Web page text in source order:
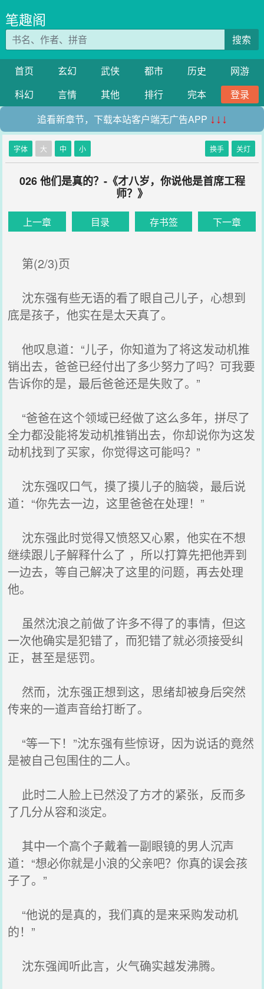
笔趣阁
搜索
首页 玄幻 武侠 都市 历史
网游
科幻
言情 其他 排行 完本
登录
追看新章节，下载本站客户端无广告APP ↓↓↓
字体 大 中 小 换手 关灯
026 他们是真的？-《才八岁，你说他是首席工程
师？》
上一章 目录 存书签 下一章
第(2/3)页
沈东强有些无语的看了眼自己儿子，心想到
底是孩子，他实在是太天真了。
他叹息道：“儿子，你知道为了将这发动机推
销出去，爸爸已经付出了多少努力了吗？可我要
告诉你的是，最后爸爸还是失败了。”
“爸爸在这个领域已经做了这么多年，拼尽了
全力都没能将发动机推销出去，你却说你为这发
动机找到了买家，你觉得这可能吗？”
沈东强叹口气，摸了摸儿子的脑袋，最后说
道：“你先去一边，这里爸爸在处理！”
沈东强此时觉得又愤怒又心累，他实在不想
继续跟儿子解释什么了 ，所以打算先把他弄到
一边去，等自己解决了这里的问题，再去处理
他。
虽然沈浪之前做了许多不得了的事情，但这
一次他确实是犯错了，而犯错了就必须接受纠
正，甚至是惩罚。
然而，沈东强正想到这，思绪却被身后突然
传来的一道声音给打断了。
“等一下！”沈东强有些惊讶，因为说话的竟然
是被自己包围住的二人。
此时二人脸上已然没了方才的紧张，反而多
了几分从容和淡定。
其中一个高个子戴着一副眼镜的男人沉声
道：“想必你就是小浪的父亲吧？你真的误会孩
子了。”
“他说的是真的，我们真的是来采购发动机
的！”
沈东强闻听此言，火气确实越发沸腾。